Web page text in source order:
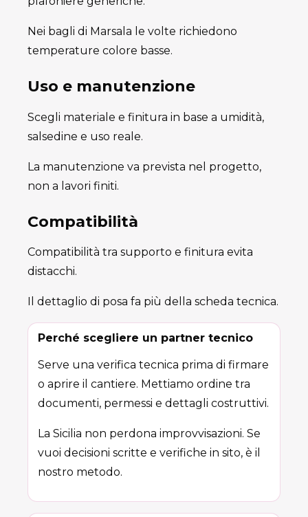
Nei bagli di Marsala le volte richiedono
temperature colore basse.
Uso e manutenzione
Scegli materiale e finitura in base a umidità,
salsedine e uso reale.
La manutenzione va prevista nel progetto,
non a lavori finiti.
Compatibilità
Compatibilità tra supporto e finitura evita
distacchi.
Il dettaglio di posa fa più della scheda tecnica.
Perché scegliere un partner tecnico
Serve una verifica tecnica prima di firmare
o aprire il cantiere. Mettiamo ordine tra
documenti, permessi e dettagli costruttivi.
La Sicilia non perdona improvvisazioni. Se
vuoi decisioni scritte e verifiche in sito, è il
nostro metodo.